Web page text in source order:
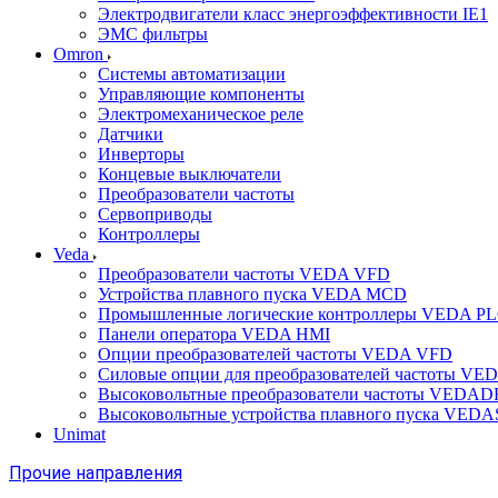
Электродвигатели класс энергоэффективности IE1
ЭМС фильтры
Omron
Системы автоматизации
Управляющие компоненты
Электромеханическое реле
Датчики
Инверторы
Концевые выключатели
Преобразователи частоты
Сервоприводы
Контроллеры
Veda
Преобразователи частоты VEDA VFD
Устройства плавного пуска VEDA MCD
Промышленные логические контроллеры VEDA
Панели оператора VEDA HMI
Опции преобразователей частоты VEDA VFD
Силовые опции для преобразователей частоты
Высоковольтные преобразователи частоты
Высоковольтные устройства плавного пуска
Unimat
Прочие направления